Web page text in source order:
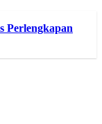
Perlengkapan